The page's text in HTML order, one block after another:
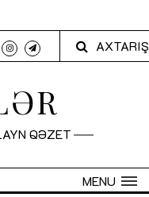
AXTARIŞ
QƏZET
MENU